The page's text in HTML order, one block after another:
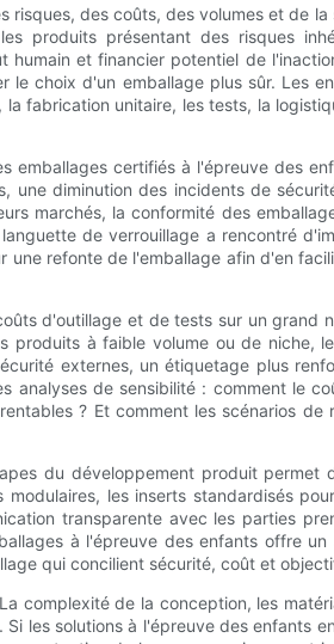
des coûts, des volumes et de
produits présentant des risques
humain et financier potentiel de
choix d'un emballage plus sûr. Les
fabrication unitaire, les tests, la
emballages certifiés à l'épreuve des
une diminution des incidents de
marchés, la conformité des
de verrouillage a rencontré
refonte de l'emballage afin d'en
d'outillage et de tests sur un grand
produits à faible volume ou de niche,
externes, un étiquetage plus
de sensibilité : comment le
? Et comment les scénarios de
du développement produit permet
les inserts standardisés
transparente avec les parties
à l'épreuve des enfants offre un
qui concilient sécurité, coût et
complexité de la conception, les
les solutions à l'épreuve des enfants